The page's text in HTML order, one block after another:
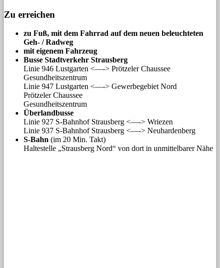
Zu erreichen
zu Fuß, mit dem Fahrrad auf dem neuen beleuchteten
Geh- / Radweg
mit eigenem Fahrzeug
Busse Stadtverkehr Strausberg
Linie 946 Lustgarten <—-> Prötzeler Chaussee
Gesundheitszentrum
Linie 947 Lustgarten <—-> Gewerbegebiet Nord
Prötzeler Chaussee
Gesundheitszentrum
Überlandbusse
Linie 927 S-Bahnhof Strausberg <—-> Wriezen
Linie 937 S-Bahnhof Strausberg <—-> Neuhardenberg
S-Bahn (im 20 Min. Takt)
Haltestelle „Strausberg Nord“ von dort in unmittelbarer Nähe